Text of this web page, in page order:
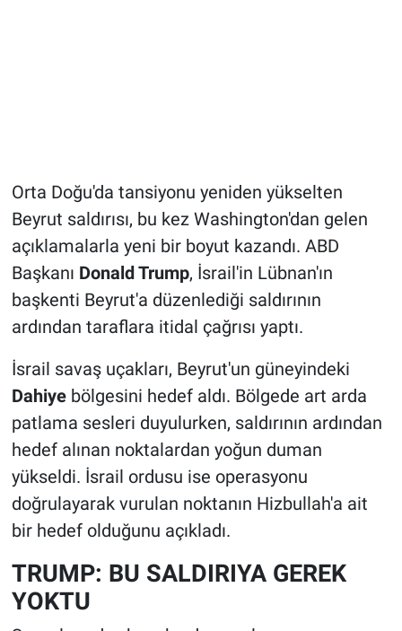
Orta Doğu'da tansiyonu yeniden yükselten
Beyrut saldırısı, bu kez Washington'dan gelen
açıklamalarla yeni bir boyut kazandı. ABD
Başkanı Donald Trump, İsrail'in Lübnan'ın
başkenti Beyrut'a düzenlediği saldırının
ardından taraflara itidal çağrısı yaptı.
İsrail savaş uçakları, Beyrut'un güneyindeki
Dahiyebölgesini hedef aldı. Bölgede art arda
patlama sesleri duyulurken, saldırının ardından
hedef alınan noktalardan yoğun duman
yükseldi. İsrail ordusu ise operasyonu
doğrulayarak vurulan noktanın Hizbullah'a ait
bir hedef olduğunu açıkladı.
TRUMP: BU SALDIRIYA GEREK
YOKTU